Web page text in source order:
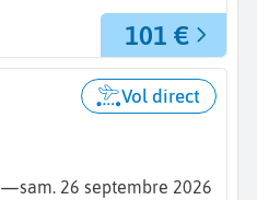
101 €
—sam. 26 septembre 2026
Vol direct